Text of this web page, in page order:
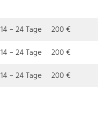
14 – 24 Tage
200 €
14 – 24 Tage
200 €
14 – 24 Tage
200 €